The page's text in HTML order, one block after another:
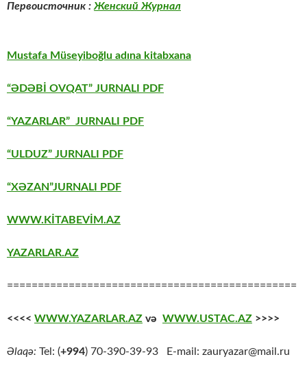
Первоисточник :Женский Журнал
Mustafa Müseyiboğlu adına kitabxana
“ƏDƏBİ OVQAT” JURNALI PDF
“YAZARLAR” JURNALI PDF
“ULDUZ” JURNALI PDF
“XƏZAN”JURNALI PDF
WWW.KİTABEVİM.AZ
YAZARLAR.AZ
===============================================
<<<< WWW.YAZARLAR.AZ və WWW.USTAC.AZ >>>>
Əlaqə: Tel: (+994) 70-390-39-93 E-mail: zauryazar@mail.ru